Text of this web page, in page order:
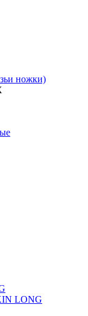
ножки)
LONG